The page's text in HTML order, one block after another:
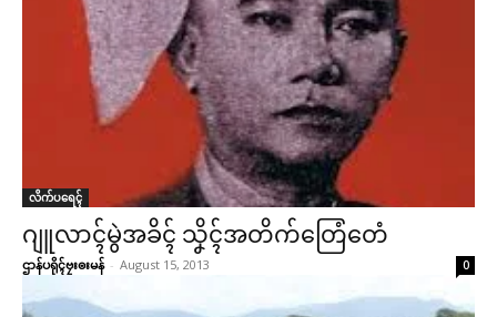
လိက်ပရေၚ်
ဂျူလာၚ်မွဲအခိၚ် သၞိၚ်အတိက်တြေံတေံ
ဌာန်ပရိုၚ်ဗၠးၜးမန် - August 15, 2013 0